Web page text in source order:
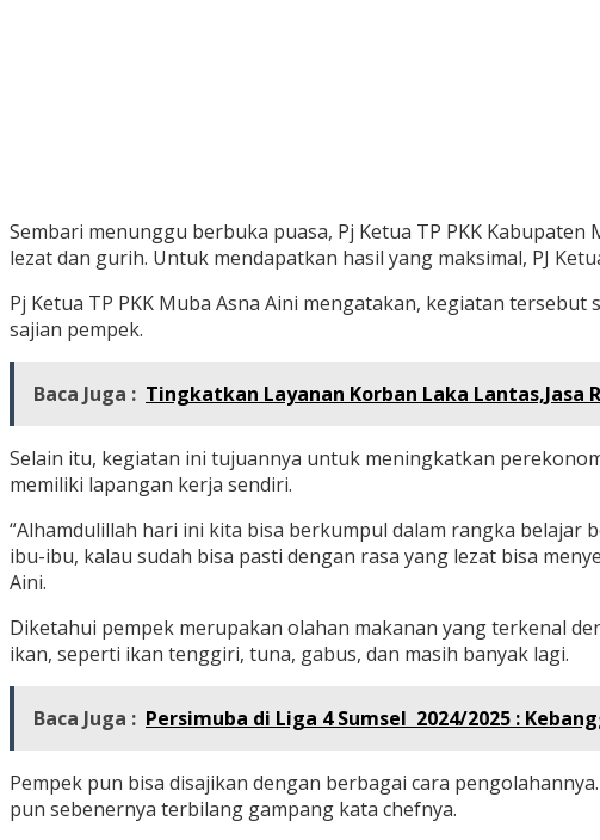
Sembari menunggu berbuka puasa, Pj Ketua TP PKK
lezat dan gurih. Untuk mendapatkan hasil yang maksimal, PJ
Pj Ketua TP PKK Muba Asna Aini mengatakan, kegiatan
sajian pempek.
Baca Juga : Tingkatkan Layanan Korban Laka Lantas,Jasa
Selain itu, kegiatan ini tujuannya untuk meningkatkan
memiliki lapangan kerja sendiri.
“Alhamdulillah hari ini kita bisa berkumpul dalam rangka
ibu-ibu, kalau sudah bisa pasti dengan rasa yang lezat bisa
Aini.
Diketahui pempek merupakan olahan makanan yang terkenal
ikan, seperti ikan tenggiri, tuna, gabus, dan masih banyak lagi.
Baca Juga : Persimuba di Liga 4 Sumsel 2024/2025 :
Pempek pun bisa disajikan dengan berbagai cara
pun sebenernya terbilang gampang kata chefnya.